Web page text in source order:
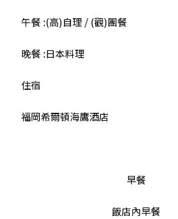
午餐 :(高)自理 / (觀)團餐
晚餐 :日本料理
住宿
福岡希爾頓海鷹酒店
早餐
飯店內早餐